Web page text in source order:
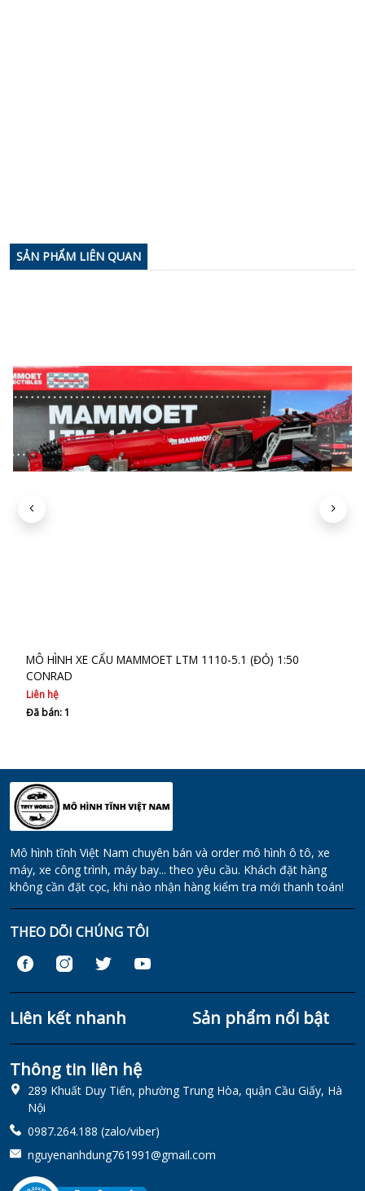
SẢN PHẨM LIÊN QUAN
MÔ HÌNH XE CẨU MAMMOET LTM 1110-5.1 (ĐỎ) 1:50
CONRAD
Liên hệ
Đã bán: 1
Mô hình tĩnh Việt Nam chuyên bán và order mô hình ô tô, xe
máy, xe công trình, máy bay... theo yêu cầu. Khách đặt hàng
không cần đặt cọc, khi nào nhận hàng kiểm tra mới thanh toán!
THEO DÕI CHÚNG TÔI
Liên kết nhanh Sản phẩm nổi bật
Thông tin liên hệ
289 Khuất Duy Tiến, phường Trung Hòa, quận Cầu Giấy, Hà
Nội
0987.264.188 (zalo/viber)
nguyenanhdung761991@gmail.com